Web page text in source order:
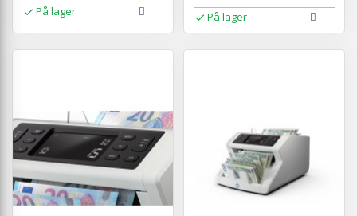
På lager På lager